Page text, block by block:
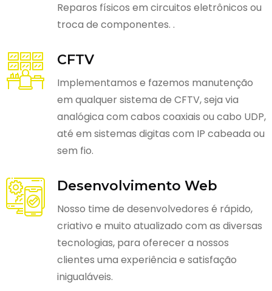
Reparos físicos em circuitos eletrônicos ou
troca de componentes. .
CFTV
Implementamos e fazemos manutenção
em qualquer sistema de CFTV, seja via
analógica com cabos coaxiais ou cabo UDP,
até em sistemas digitas com IP cabeada ou
sem fio.
Desenvolvimento Web
Nosso time de desenvolvedores é rápido,
criativo e muito atualizado com as diversas
tecnologias, para oferecer a nossos
clientes uma experiência e satisfação
inigualáveis.